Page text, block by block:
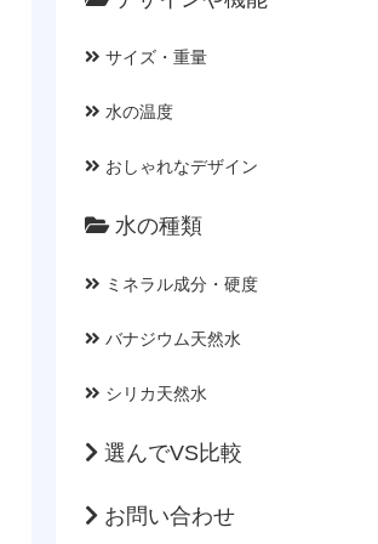
サイズ・重量
水の温度
おしゃれなデザイン
水の種類
ミネラル成分・硬度
バナジウム天然水
シリカ天然水
選んでVS比較
お問い合わせ